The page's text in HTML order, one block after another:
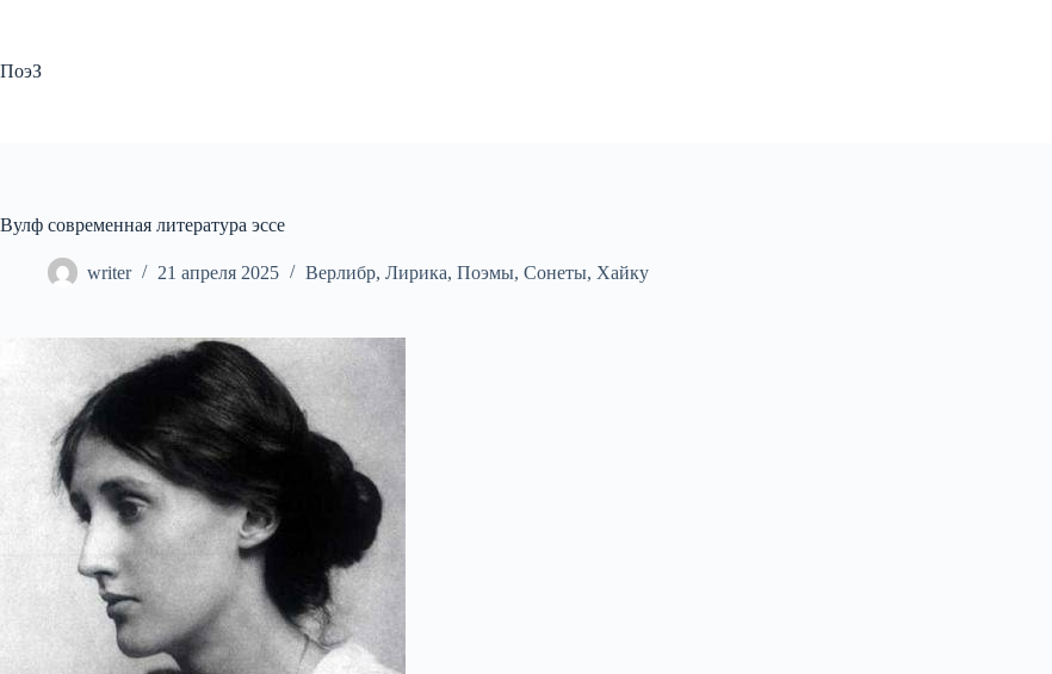
ПоэЗ
Вулф современная литература эссе
writer 21 апреля 2025 Верлибр, Лирика, Поэмы, Сонеты, Хайку